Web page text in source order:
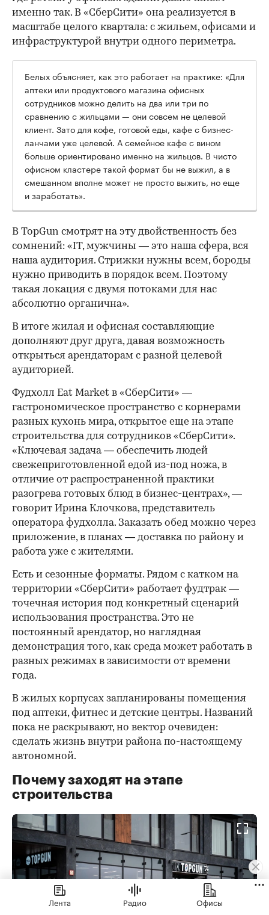
именно так. В «СберСити» она реализуется в
масштабе целого квартала: с жильем, офисами и
инфраструктурой внутри одного периметра.
Белых объясняет, как это работает на практике: «Для
аптеки или продуктового магазина офисных
сотрудников можно делить на два или три по
сравнению с жильцами — они совсем не целевой
клиент. Зато для кофе, готовой еды, кафе с бизнес-
ланчами уже целевой. А семейное кафе с вином
больше ориентировано именно на жильцов. В чисто
офисном кластере такой формат бы не выжил, а в
смешанном вполне может не просто выжить, но еще
и заработать».
В TopGun смотрят на эту двойственность без
сомнений: «IT, мужчины — это наша сфера, вся
наша аудитория. Стрижки нужны всем, бороды
нужно приводить в порядок всем. Поэтому
такая локация с двумя потоками для нас
абсолютно органична».
В итоге жилая и офисная составляющие
дополняют друг друга, давая возможность
открыться арендаторам с разной целевой
аудиторией.
Фудхолл Eat Market в «СберСити» —
гастрономическое пространство с корнерами
разных кухонь мира, открытое еще на этапе
строительства для сотрудников «СберСити».
«Ключевая задача — обеспечить людей
свежеприготовленной едой из-под ножа, в
отличие от распространенной практики
разогрева готовых блюд в бизнес-центрах», —
говорит Ирина Клочкова, представитель
оператора фудхолла. Заказать обед можно через
приложение, в планах — доставка по району и
работа уже с жителями.
Есть и сезонные форматы. Рядом с катком на
территории «СберСити» работает фудтрак —
точечная история под конкретный сценарий
использования пространства. Это не
постоянный арендатор, но наглядная
демонстрация того, как среда может работать в
разных режимах в зависимости от времени
года.
В жилых корпусах запланированы помещения
под аптеки, фитнес и детские центры. Названий
пока не раскрывают, но вектор очевиден:
сделать жизнь внутри района по-настоящему
автономной.
Почему заходят на этапе
строительства
Лента Радио Офисы